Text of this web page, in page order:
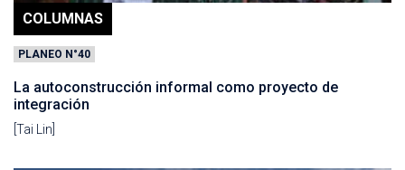
COLUMNAS
PLANEO N°40
La autoconstrucción informal como proyecto de
integración
[Tai Lin]